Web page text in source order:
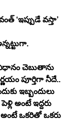
‘ఇప్పుడే వస్తా’
చెబుతాను
పూర్తిగా నీదే..
ఇబ్బందులు
అంటే ఇద్దరు
ఒకరితో ఒకరు